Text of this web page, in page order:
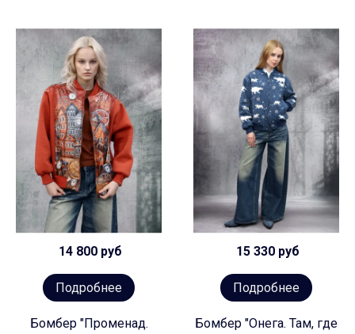
14 800 руб
Подробнее
Бомбер "Променад.
15 330 руб
Подробнее
Бомбер "Онега. Там, где